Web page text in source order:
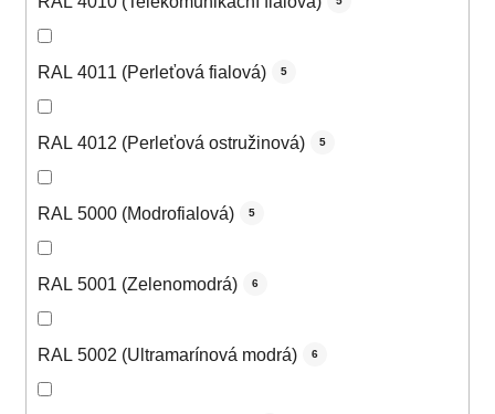
RAL 4011 (Perleťová fialová) 5
RAL 4012 (Perleťová ostružinová) 5
RAL 5000 (Modrofialová) 5
RAL 5001 (Zelenomodrá) 6
RAL 5002 (Ultramarínová modrá) 6